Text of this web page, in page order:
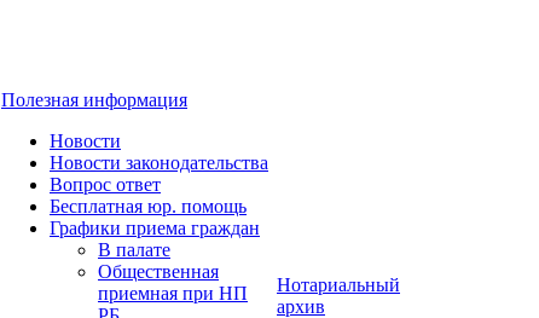
Полезная информация
Новости
Новости законодательства
Вопрос ответ
Бесплатная юр. помощь
Графики приема граждан
В палате
Общественная
приемная при НП
Нотариальный
архив